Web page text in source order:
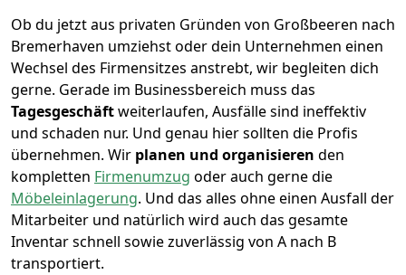
Ob du jetzt aus privaten Gründen von Großbeeren nach
Bremer­haven umziehst oder dein Unternehmen einen
Wechsel des Firmensitzes anstrebt, wir begleiten dich
gerne. Gerade im Businessbereich muss das
Tagesgeschäftweiterlaufen, Ausfälle sind ineffektiv
und schaden nur. Und genau hier sollten die Profis
übernehmen. Wir planen und organisieren den
kompletten Firmenumzug oder auch gerne die
Möbeleinlagerung. Und das alles ohne einen Ausfall der
Mitarbeiter und natürlich wird auch das gesamte
Inventar schnell sowie zuverlässig von A nach B
transportiert.